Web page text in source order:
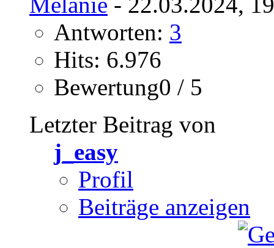
Antworten: 3
Hits: 6.976
Bewertung0 / 5
Letzter Beitrag von
j_easy
Profil
Beiträge anzeigen